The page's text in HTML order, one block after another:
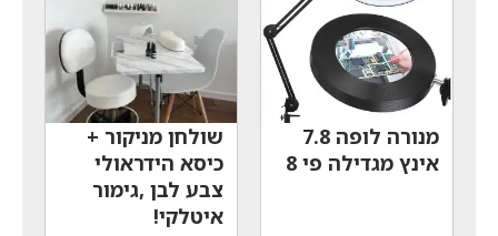
₪1,599.
מנורה לופה 7.8
אינץ מגדילה פי 8
שולחן מניקור +
כיסא הידראולי
צבע לבן ,גימור
איטלקי!